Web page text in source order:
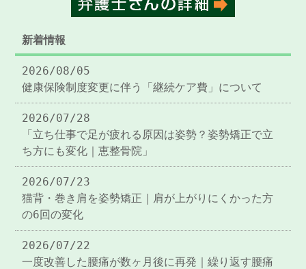
新着情報
2026/08/05
健康保険制度変更に伴う「継続ケア費」について
2026/07/28
「立ち仕事で足が疲れる原因は姿勢？姿勢矯正で立
ち方にも変化｜恵整骨院」
2026/07/23
猫背・巻き肩を姿勢矯正｜肩が上がりにくかった方
の6回の変化
2026/07/22
一度改善した腰痛が数ヶ月後に再発｜繰り返す腰痛